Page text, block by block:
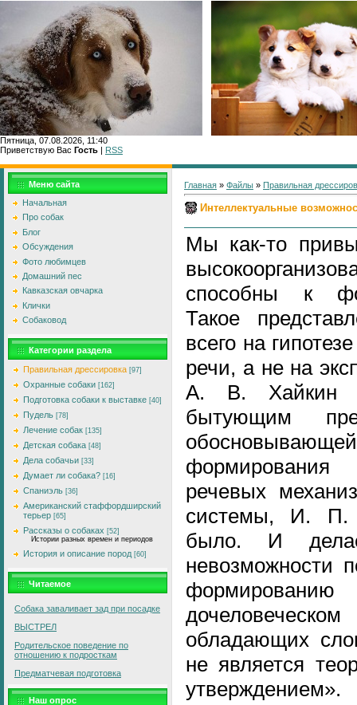
Пятница, 07.08.2026, 11:40
Приветствую Вас Гость | RSS
Меню сайта
Начальная
Про собак
Блог
Обсуждения
Фото любимцев
Домашний пес
Кавказская овчарка
Клички
Собаковод
Категории раздела
Правильная дрессировка [97]
Охранные собаки [162]
Подготовка собаки к выставке [40]
Пудель [78]
Лечение собак [135]
Детская собака [48]
Дела собачьи [33]
Думает ли собака? [16]
Спаниэль [36]
Американский стаффордширский
терьер [65]
Рассказы о собаках [52]
Истории разных времен и периодов
История и описание пород [60]
Читаемое
Собака заваливает зад при посадке
ВЫСТРЕЛ
Родительское поведение по
отношению к подросткам
Предматчевая подготовка
Наш опрос
Главная » Файлы » Правильная
Интеллектуальные
Мы как-то
способны к
Такое
всего на
речи, а не на
А. В. Хайкин
бытующим
речевых
системы, И. П.
было. И
невозможности
обладающих
не является